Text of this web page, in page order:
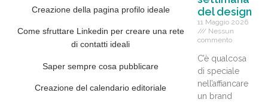
Creazione della pagina profilo ideale
Come sfruttare Linkedin per creare una rete
di contatti ideali
Saper sempre cosa pubblicare
Creazione del calendario editoriale
del design
11 Maggio 2026
Nessun
commento
C’è qualcosa
di speciale
nell’affiancare
un brand